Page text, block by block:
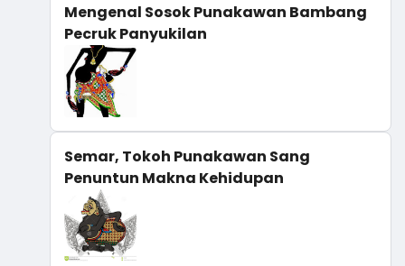
Mengenal Sosok Punakawan Bambang
Pecruk Panyukilan
Semar, Tokoh Punakawan Sang
Penuntun Makna Kehidupan